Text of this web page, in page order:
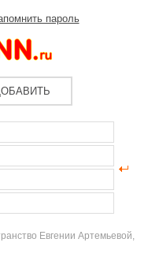
пароль
Евгении Артемьевой,